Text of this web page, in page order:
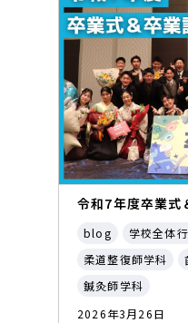
令和7年度卒業式
blog 学校全体
柔道整復師学科
鍼灸師学科
2026年3月26日